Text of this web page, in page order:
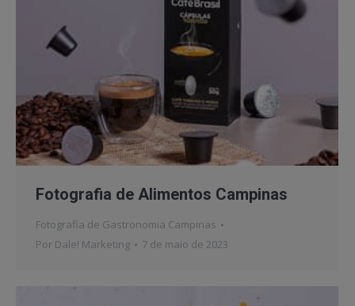
Fotografia de Alimentos Campinas
Fotografia de Gastronomia Campinas
Por Dale! Marketing 7 de maio de 2023